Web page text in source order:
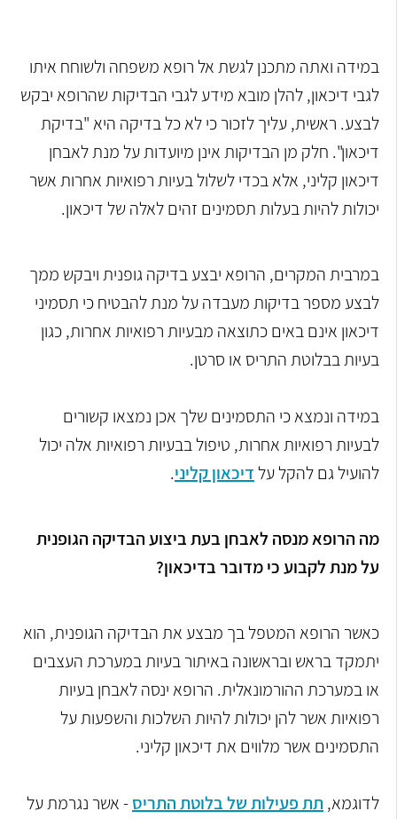
במידה ואתה מתכנן לגשת אל רופא משפחה ולשוחח איתו
לגבי דיכאון, להלן מובא מידע לגבי הבדיקות שהרופא יבקש
לבצע. ראשית, עליך לזכור כי לא כל בדיקה היא "בדיקת
דיכאון". חלק מן הבדיקות אינן מיועדות על מנת לאבחן
דיכאון קליני, אלא בכדי לשלול בעיות רפואיות אחרות אשר
יכולות להיות בעלות תסמינים זהים לאלה של דיכאון.
במרבית המקרים, הרופא יבצע בדיקה גופנית ויבקש ממך
לבצע מספר בדיקות מעבדה על מנת להבטיח כי תסמיני
דיכאון אינם באים כתוצאה מבעיות רפואיות אחרות, כגון
בעיות בבלוטת התריס או סרטן.
במידה ונמצא כי התסמינים שלך אכן נמצאו קשורים
לבעיות רפואיות אחרות, טיפול בבעיות רפואיות אלה יכול
להועיל גם להקל על דיכאון קליני.
מה הרופא מנסה לאבחן בעת ביצוע הבדיקה הגופנית
על מנת לקבוע כי מדובר בדיכאון?
כאשר הרופא המטפל בך מבצע את הבדיקה הגופנית, הוא
יתמקד בראש ובראשונה באיתור בעיות במערכת העצבים
או במערכת ההורמונאלית. הרופא ינסה לאבחן בעיות
רפואיות אשר להן יכולות להיות השלכות והשפעות על
התסמינים אשר מלווים את דיכאון קליני.
לדוגמא,תת פעילות של בלוטת התריס- אשר נגרמת על